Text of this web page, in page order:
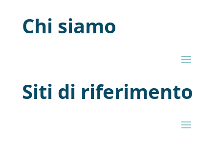
Chi siamo
Siti di riferimento